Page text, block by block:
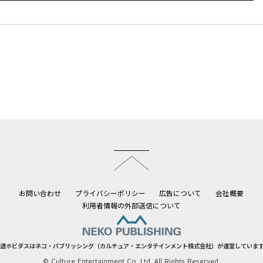
お問い合わせ プライバシーポリシー 広告について
会社概要
利用者情報の外部送信について
ホビダスはネコ・パブリッシング（カルチュア・エンタテインメント株式会社）が運営していま
© Culture Entertainment Co.,Ltd. All Rights Reserved.